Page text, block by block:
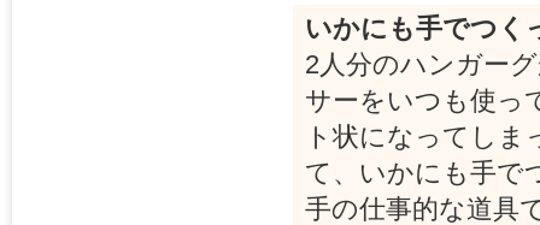
いかにも手でつ
2人分のハンガー
サーをいつも使っ
ト状になってし
て、いかにも手で
手の仕事的な道具